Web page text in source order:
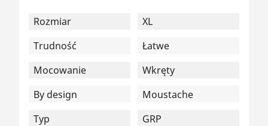
Rozmiar
XL
Trudność
Łatwe
Mocowanie
Wkręty
By design
Moustache
Typ
GRP